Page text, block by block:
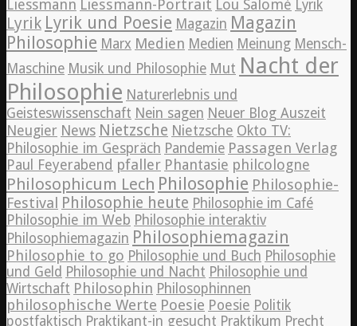
Liessmann Liessmann-Portrait Lou Salomé Lyrik
Lyrik Lyrik und Poesie Magazin Magazin
Philosophie Marx Medien Medien Meinung Mensch-
Maschine Musik und Philosophie Mut Nacht der
Philosophie Naturerlebnis und
Geisteswissenschaft Nein sagen Neuer Blog Auszeit
Neugier News Nietzsche Nietzsche Okto TV:
Philosophie im Gespräch Pandemie Passagen Verlag
Paul Feyerabend pfaller Phantasie philcologne
Philosophicum Lech Philosophie Philosophie-
Festival Philosophie heute Philosophie im Café
Philosophie im Web Philosophie interaktiv
Philosophiemagazin Philosophiemagazin
Philosophie to go Philosophie und Buch Philosophie
und Geld Philosophie und Nacht Philosophie und
Wirtschaft Philosophin Philosophinnen
philosophische Werte Poesie Poesie Politik
postfaktisch Praktikant-in gesucht Praktikum Precht